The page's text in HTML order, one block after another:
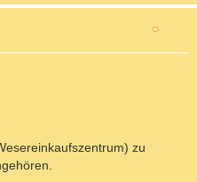
zu